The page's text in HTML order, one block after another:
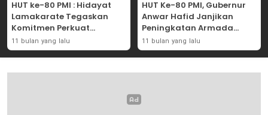
HUT ke-80 PMI : Hidayat
Lamakarate Tegaskan
Komitmen Perkuat
Solidaritas Kemanusiaan
11 bulan yang lalu
HUT Ke-80 PMI, Gubernur
Anwar Hafid Janjikan
Peningkatan Armada
Mobil Donor Darah
11 bulan yang lalu